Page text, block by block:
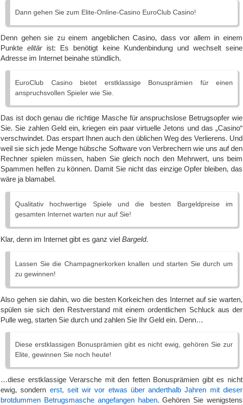
Dann gehen Sie zum Elite-Online-Casino EuroClub Casino!
Denn gehen sie zu einem angeblichen Casino, dass vor allem in einem
Punkteelitärist: Es benötigt keine Kundenbindung und wechselt seine
Adresse im Internet beinahe stündlich.
EuroClub Casino bietet erstklassige Bonusprämien für einen
anspruchsvollen Spieler wie Sie.
Das ist doch genau die richtige Masche für anspruchslose Betrugsopfer wie
Sie. Sie zahlen Geld ein, kriegen ein paar virtuelle Jetons und das „Casino“
verschwindet. Das erspart Ihnen auch den üblichen Weg des Verlierens. Und
weil sie sich jede Menge hübsche Software von Verbrechern wie uns auf den
Rechner spielen müssen, haben Sie gleich noch den Mehrwert, uns beim
Spammen helfen zu können. Damit Sie nicht das einzige Opfer bleiben, das
wäre ja blamabel.
Qualitativ hochwertige Spiele und die besten Bargeldpreise im
gesamten Internet warten nur auf Sie!
Klar, denn im Internet gibt es ganz viel Bargeld.
Lassen Sie die Champagnerkorken knallen und starten Sie durch um
zu gewinnen!
Also gehen sie dahin, wo die besten Korkeichen des Internet auf sie warten,
spülen sie sich den Restverstand mit einem ordentlichen Schluck aus der
Pulle weg, starten Sie durch und zahlen Sie Ihr Geld ein. Denn…
Diese erstklassigen Bonusprämien gibt es nicht ewig, gehören Sie zur
Elite, gewinnen Sie noch heute!
…diese erstklassige Verarsche mit den fetten Bonusprämien gibt es nicht
ewig, sondern erst, seit wir vor etwas über anderthalb Jahren mit dieser
brotdummen Betrugsmasche angefangen haben. Gehören Sie wenigstens